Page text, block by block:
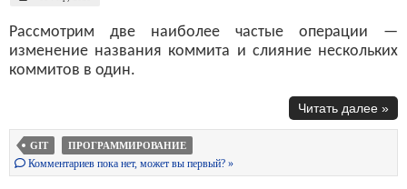
Рассмотрим две наиболее частые операции —
изменение названия коммита и слияние нескольких
коммитов в один.
Читать далее »
GIT ПРОГРАММИРОВАНИЕ
Комментариев пока нет, может вы первый? »